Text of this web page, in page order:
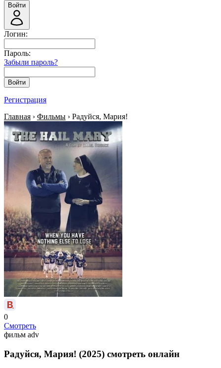
Войти
Логин:
Пароль:
Забыли пароль?
Войти
Регистрация
Главная › Фильмы › Радуйся, Мария!
0
Смотреть
фильм adv
Радуйся, Мария! (2025) смотреть онлайн